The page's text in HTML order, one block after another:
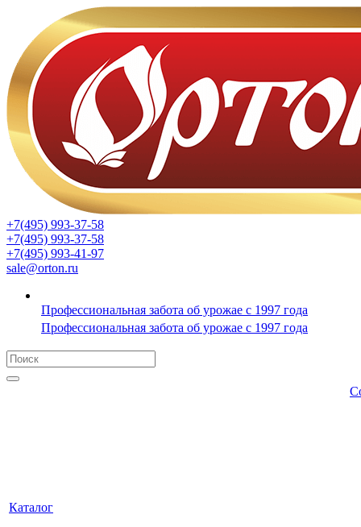
+7(495) 993-37-58
+7(495) 993-37-58
+7(495) 993-41-97
sale@orton.ru
Профессиональная забота об урожае с 1997 года
Профессиональная забота об урожае с 1997 года
Каталог